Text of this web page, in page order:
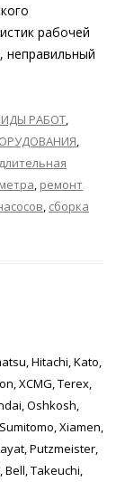
рабочей
неправильный
РАБОТ
длительная
ремонт
сборка
Hitachi, Kato,
XCMG, Terex,
Oshkosh,
Xiamen,
Putzmeister,
Takeuchi,